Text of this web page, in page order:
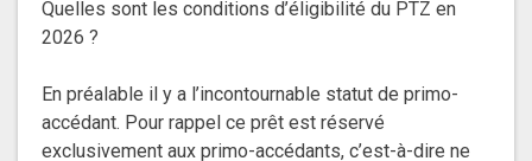
Quelles sont les conditions d’éligibilité du PTZ en
2026 ?
En préalable il y a l’incontournable statut de primo-
accédant. Pour rappel ce prêt est réservé
exclusivement aux primo-accédants, c’est-à-dire ne